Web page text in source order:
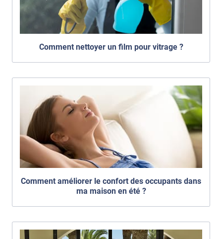
Comment nettoyer un film pour vitrage ?
Comment améliorer le confort des occupants dans
ma maison en été ?